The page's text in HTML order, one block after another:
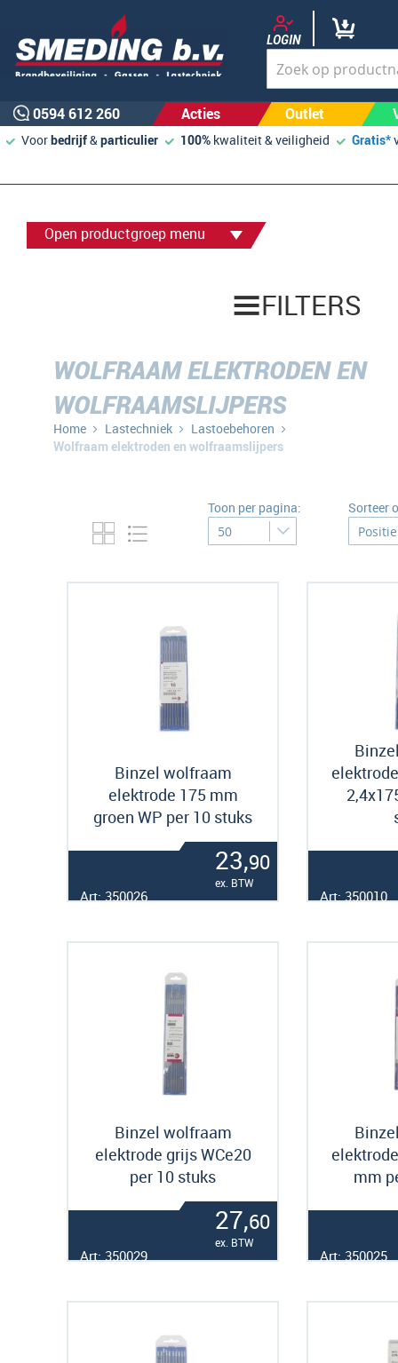
LOGIN
0594 612 260 Acties Outlet
Voorbedrijf&particulier 100% kwaliteit & veiligheid Gratis*
FILTERS
WOLFRAAM ELEKTRODEN EN
WOLFRAAMSLIJPERS
Home Lastechniek
Lastoebehoren
Wolfraam elektroden en wolfraamslijpers
Toon per pagina: Sorteer
Binzel wolfraam
elektrode 175 mm
groen WP per 10 stuks
23,90
ex. BTW
Art: 350026 Art: 350010
Binzel wolfraam
elektrode grijs WCe20
per 10 stuks
27,60
ex. BTW
Art: 350029
mm
Art: 350025
Open productgroep menu